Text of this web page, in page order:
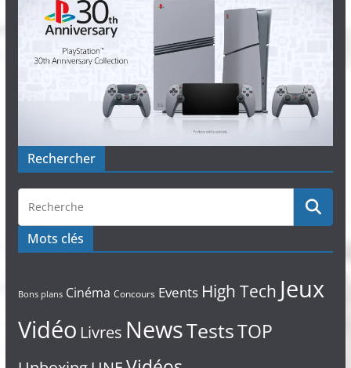
Rechercher
Mots clés
Bons plans Cinéma Concours Events High Tech Jeux
Vidéo Livres NewsTestsTOP